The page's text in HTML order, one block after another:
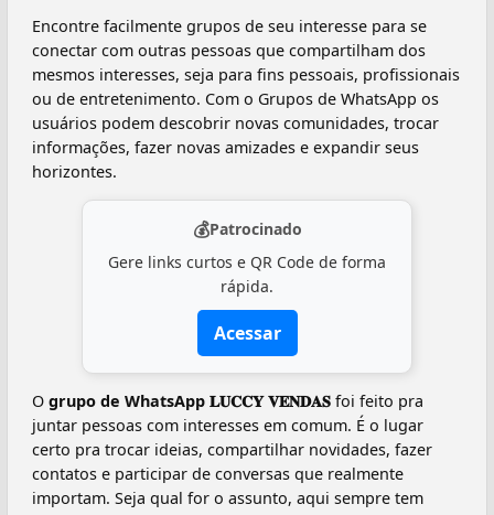
Encontre facilmente grupos de seu interesse para se
conectar com outras pessoas que compartilham dos
mesmos interesses, seja para fins pessoais, profissionais
ou de entretenimento. Com o Grupos de WhatsApp os
usuários podem descobrir novas comunidades, trocar
informações, fazer novas amizades e expandir seus
horizontes.
💰Patrocinado
Gere links curtos e QR Code de forma
rápida.
Acessar
O grupo de WhatsApp 𝐋𝐔𝐂𝐂𝐘 𝐕𝐄𝐍𝐃𝐀𝐒 foi feito pra
juntar pessoas com interesses em comum. É o lugar
certo pra trocar ideias, compartilhar novidades, fazer
contatos e participar de conversas que realmente
importam. Seja qual for o assunto, aqui sempre tem